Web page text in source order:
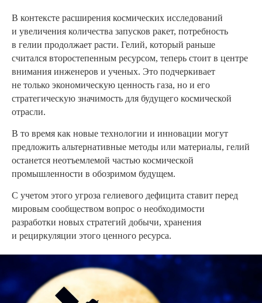
В контексте расширения космических исследований
и увеличения количества запусков ракет, потребность
в гелии продолжает расти. Гелий, который раньше
считался второстепенным ресурсом, теперь стоит в центре
внимания инженеров и ученых. Это подчеркивает
не только экономическую ценность газа, но и его
стратегическую значимость для будущего космической
отрасли.
В то время как новые технологии и инновации могут
предложить альтернативные методы или материалы, гелий
останется неотъемлемой частью космической
промышленности в обозримом будущем.
С учетом этого угроза гелиевого дефицита ставит перед
мировым сообществом вопрос о необходимости
разработки новых стратегий добычи, хранения
и рециркуляции этого ценного ресурса.